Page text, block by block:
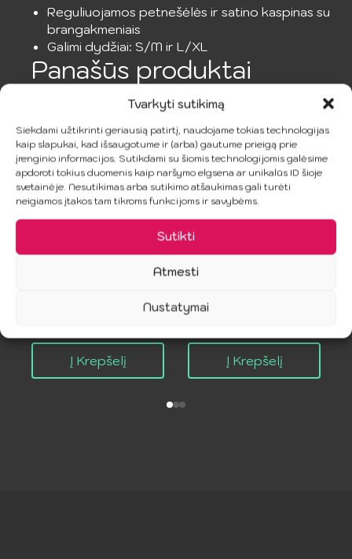
Tvarkyti sutikimą
Siekdami užtikrinti geriausią patirtį, naudojame tokias technologijas
kaip slapukai, kad išsaugotume ir (arba) gautume prieigą prie
įrenginio informacijos. Sutikdami su šiomis technologijomis galėsime
apdoroti tokius duomenis kaip naršymo elgsena ar unikalūs ID šioje
svetainėje. Nesutikimas arba sutikimo atšaukimas gali turėti
neigiamos įtakos tam tikroms funkcijoms ir savybėms.
Sutikti
Atmesti
Nustatymai
Reguliuojamos petnešėlės ir satino kaspinas su
brangakmeniais
Galimi dydžiai: S/M ir L/XL
Panašūs produktai
Gėlių Raštų
Į Krepšelį
AKCIJA!
PENTHOUSE –
Balta Hipnotinė
Babydoll S/L
Original
price
was:
18.99 €.
9.49
Current
price
9.49 €.
Į Krepšelį